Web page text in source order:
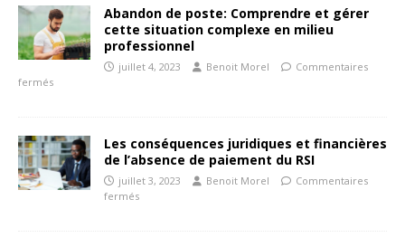
Abandon de poste: Comprendre et gérer
cette situation complexe en milieu
professionnel
juillet 4, 2023 Benoit Morel
Commentaires
fermés
Les conséquences juridiques et financières
de l’absence de paiement du RSI
juillet 3, 2023 Benoit Morel
Commentaires
fermés